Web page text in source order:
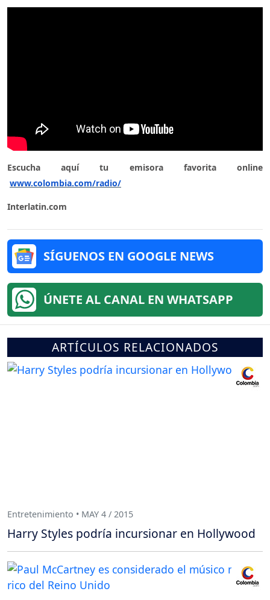
Escucha aquí tu emisora favorita online
www.colombia.com/radio/
Interlatin.com
SÍGUENOS EN GOOGLE NEWS
ÚNETE AL CANAL EN WHATSAPP
ARTÍCULOS RELACIONADOS
Entretenimiento • MAY 4 / 2015
Harry Styles podría incursionar en Hollywood